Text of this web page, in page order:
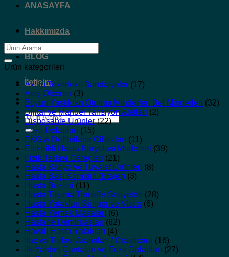
ANASAYFA
Hakkımızda
BLOG
İletişim
Ara:
Ara:
Ürün kategorileri
Akülü Tekerlekli Sandalyeler (17)
Ateş Ölçerler (3)
Boyun Yastıkları Oturma Minderleri Bel Minderleri (32)
Dijital ve Manuel Tansiyon Aletleri (2)
Disposable Ürünler (22)
Ecza Dolapları (15)
EKG & Defibrilatör Cihazları (11)
Elektrikli Hasta Karyolası Modelleri (39)
Fizik Tedavi Gereçleri (21)
Hasta Banyo ve Tuvalet Ürünleri (8)
Hasta Başı Komidin (Etajer) (3)
Hasta Bezleri (11)
Hasta Taşıma Transfer Sedyeleri (28)
Hasta Yatakları Sünger ve Visco (6)
Hasta Yemek Masaları (6)
Hastane Demirbaşları (62)
Havalı Hasta Yatakları (4)
İlaç ve Tedavi Arabaları / Crashcard (16)
İlk Yardım Çantaları ve Ecza Dolapları (27)